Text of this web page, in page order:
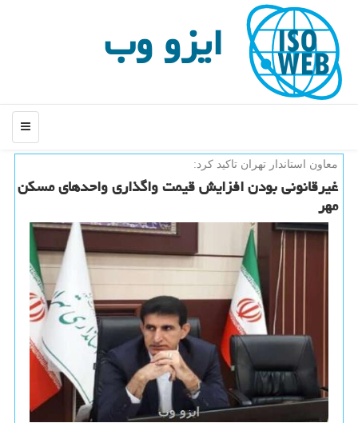
ایزو وب
منو
معاون استاندار تهران تاكید كرد:
غیرقانونی بودن افزایش قیمت واگذاری واحدهای مسكن
مهر